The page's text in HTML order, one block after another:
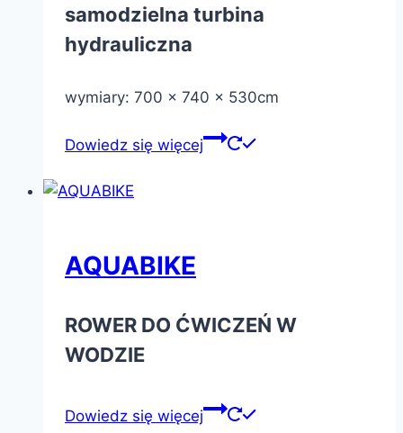
samodzielna turbina
hydrauliczna
wymiary: 700 x 740 x 530cm
Dowiedz się więcej
AQUABIKE
ROWER DO ĆWICZEŃ W
WODZIE
Dowiedz się więcej